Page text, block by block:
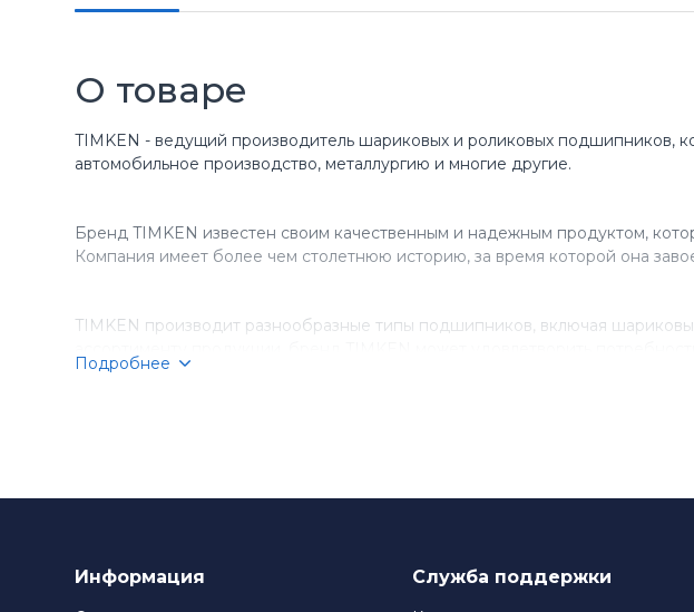
О товаре
TIMKEN - ведущий производитель шариковых и роликовых подшипников,
автомобильное производство, металлургию и многие другие.
Бренд TIMKEN известен своим качественным и надежным продуктом,
Компания имеет более чем столетнюю историю, за время которой она
TIMKEN производит разнообразные типы подшипников, включая
Подробнее
Информация Служба поддержки